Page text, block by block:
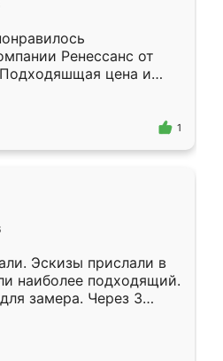
Ренессанс от
цена и
Приехавший
Владислав
эскизу самый
1
Эскизы прислали в
наиболее подходящий.
замера. Через 3
готова. Остались
Спасибо Ренессанс
работу!